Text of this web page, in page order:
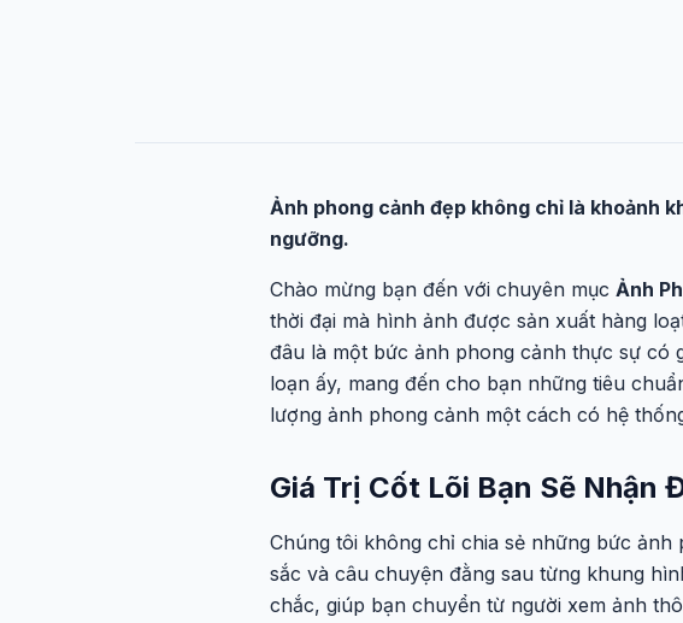
Ảnh phong cảnh đẹp không chỉ là khoảnh
ngưỡng.
Chào mừng bạn đến với chuyên mục Ảnh
thời đại mà hình ảnh được sản xuất hàng
đâu là một bức ảnh phong cảnh thực sự có
loạn ấy, mang đến cho bạn những tiêu
lượng ảnh phong cảnh một cách có hệ
Giá Trị Cốt Lõi Bạn Sẽ Nhận
Chúng tôi không chỉ chia sẻ những bức
sắc và câu chuyện đằng sau từng khung
chắc, giúp bạn chuyển từ người xem ảnh